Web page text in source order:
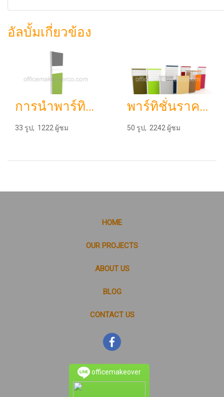
อัลบั้มเกี่ยวข้อง
การนำพาร์ทิชั่นมาทำเป็นห้องชุด
33 รูป, 1222 ผู้ชม
พาร์ทิชั่นราคาโรงงาน
50 รูป, 2242 ผู้ชม
HOME
OUR PROJECTS
ABOUT US
BLOG
CONTACT US
officemakeover